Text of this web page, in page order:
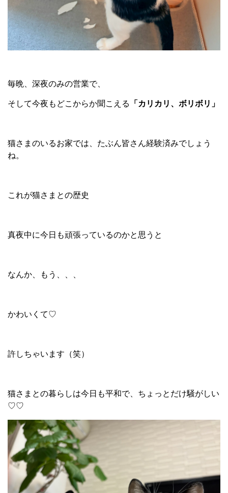
毎晩、深夜のみの営業で、
そして今夜もどこからか聞こえる 「カリカリ、ボリボリ」
猫さまのいるお家では、たぶん皆さん経験済みでしょう
ね。
これが猫さまとの歴史
真夜中に今日も頑張っているのかと思うと
なんか、もう、、、
かわいくて♡
許しちゃいます（笑）
猫さまとの暮らしは今日も平和で、ちょっとだけ騒がしい
♡♡